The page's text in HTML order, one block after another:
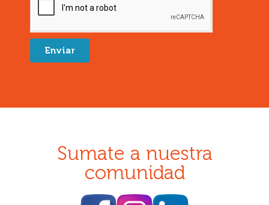
Enviar
Sumate a nuestra
comunidad